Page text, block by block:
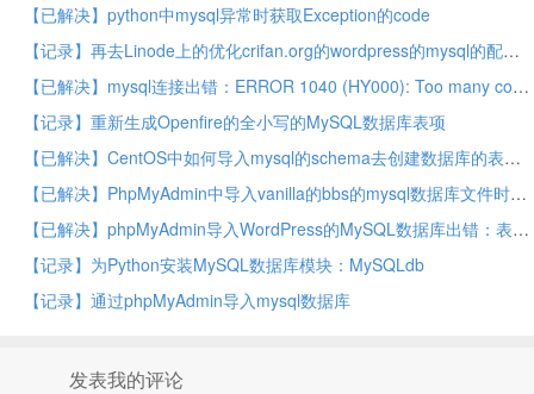
【已解决】python中mysql异常时获取Exception的code
【记录】再去Linode上的优化crifan.org的wordpress的mysql的配置
【已解决】mysql连接出错：ERROR 1040 (HY000): Too many connections
【记录】重新生成Openfire的全小写的MySQL数据库表项
【已解决】CentOS中如何导入mysql的schema去创建数据库的表
【已解决】PhpMyAdmin中导入vanilla的bbs的mysql数据库文件时出错：DROP TABLE IF EXISTS `GDN_Activity`，MySQL 返回: #1046 – No database selected
【已解决】phpMyAdmin导入WordPress的MySQL数据库出错：表的结构 `wp_commentmeta`，DROP TABLE IF EXISTS `wp_commentmeta`
【记录】为Python安装MySQL数据库模块：MySQLdb
【记录】通过phpMyAdmin导入mysql数据库
发表我的评论